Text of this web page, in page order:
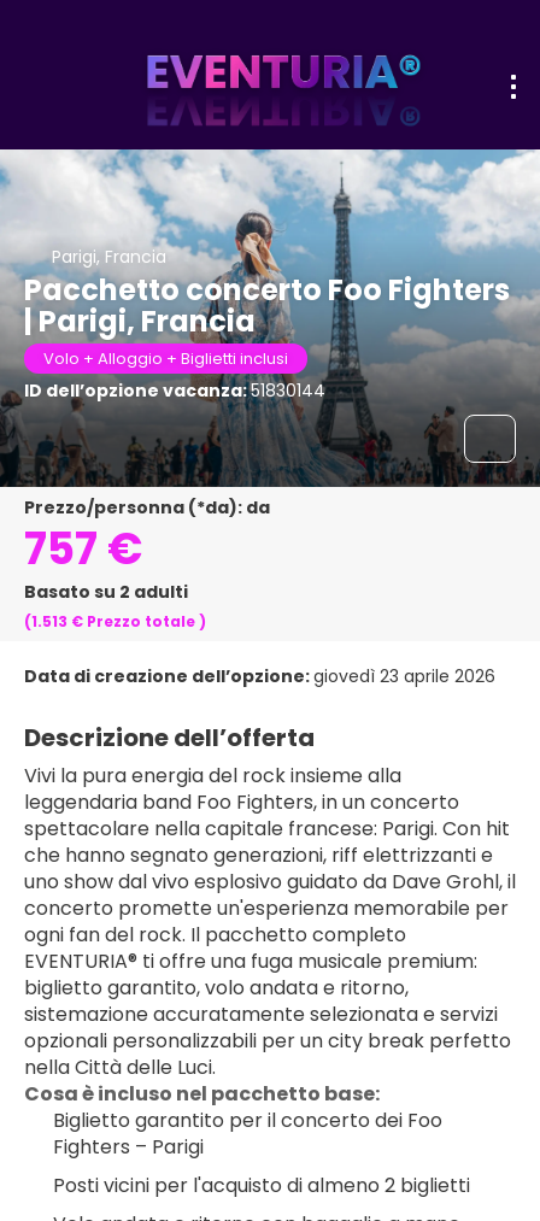
Parigi, Francia
Pacchetto concerto Foo Fighters
| Parigi, Francia
Volo + Alloggio + Biglietti inclusi
ID dell’opzione vacanza:51830144
Prezzo/personna (*da): da
757 €
Basato su 2 adulti
(1.513 € Prezzo totale)
Data di creazione dell’opzione:giovedì 23 aprile 2026
Descrizione dell’offerta
Vivi la pura energia del rock insieme alla
leggendaria band Foo Fighters, in un concerto
spettacolare nella capitale francese: Parigi. Con hit
che hanno segnato generazioni, riff elettrizzanti e
uno show dal vivo esplosivo guidato da Dave Grohl, il
concerto promette un'esperienza memorabile per
ogni fan del rock. Il pacchetto completo
EVENTURIA® ti offre una fuga musicale premium:
biglietto garantito, volo andata e ritorno,
sistemazione accuratamente selezionata e servizi
opzionali personalizzabili per un city break perfetto
nella Città delle Luci.
Cosa è incluso nel pacchetto base:
Biglietto garantito per il concerto dei Foo
Fighters – Parigi
Posti vicini per l'acquisto di almeno 2 biglietti